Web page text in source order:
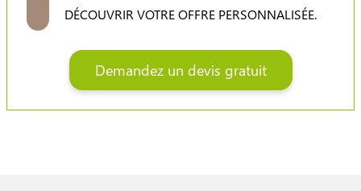
DÉCOUVRIR VOTRE OFFRE PERSONNALISÉE.
Demandez un devis gratuit